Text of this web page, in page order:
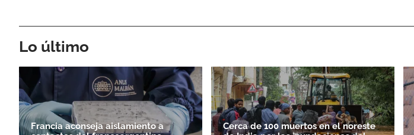
Lo último
Francia aconseja aislamiento a
Cerca de 100 muertos en el noreste